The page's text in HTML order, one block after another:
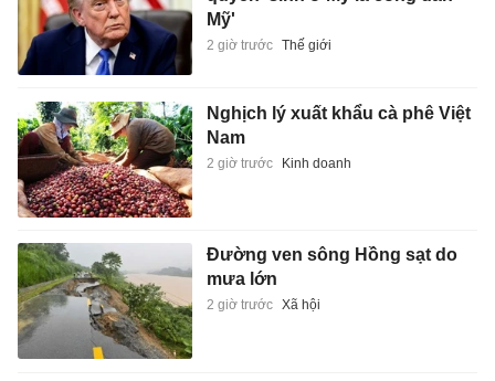
Mỹ'
2 giờ trước Thế giới
Nghịch lý xuất khẩu cà phê Việt
Nam
2 giờ trước Kinh doanh
Đường ven sông Hồng sạt do
mưa lớn
2 giờ trước Xã hội